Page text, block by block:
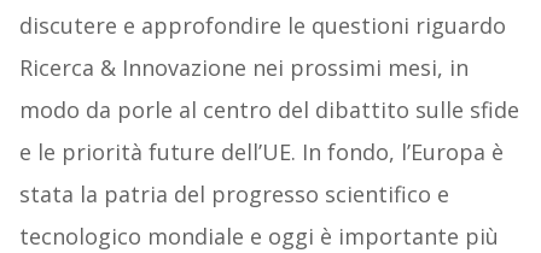
discutere e approfondire le questioni riguardo
Ricerca & Innovazione nei prossimi mesi, in
modo da porle al centro del dibattito sulle sfide
e le priorità future dell’UE. In fondo, l’Europa è
stata la patria del progresso scientifico e
tecnologico mondiale e oggi è importante più